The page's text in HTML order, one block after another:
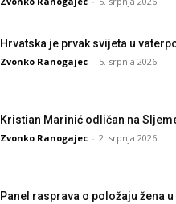
Hrvatska je prvak svijeta u
Zvonko Ranogajec - 5. srpnja 2026.
Kristian Marinić odličan na
Zvonko Ranogajec - 2. srpnja 2026.
Panel rasprava o položaju žena